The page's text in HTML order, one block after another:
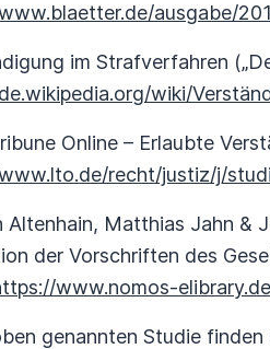
ausgabe/
im Strafverfahren
wiki/
Online – Erlaubte
recht/justiz/j/
Altenhain, Matthias Jahn &
der Vorschriften des
www.nomos-
genannten Studie